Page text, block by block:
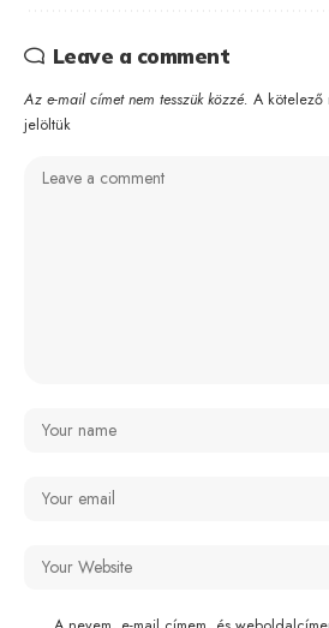
Leave a comment
Az e-mail címet nem tesszük közzé. A kötelező
jelöltük